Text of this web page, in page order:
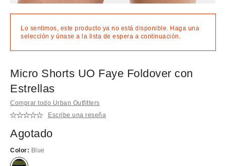
Lo sentimos, este producto ya no está disponible. Haga una
selección y únase a la lista de espera a continuación.
Micro Shorts UO Faye Foldover con
Estrellas
Comprar todo Urban Outfitters
Escribe una reseña
Agotado
Color: Blue